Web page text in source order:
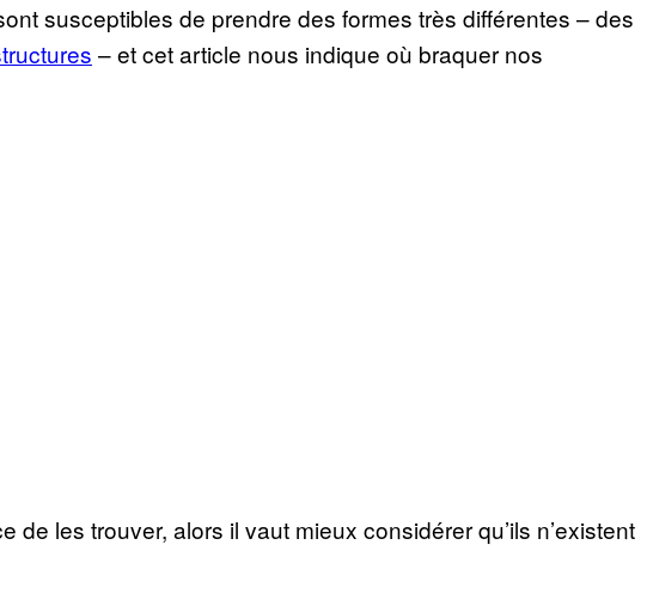
susceptibles de prendre des formes très différentes – des
– et cet article nous indique où braquer nos
de les trouver, alors il vaut mieux considérer qu’ils n’existent